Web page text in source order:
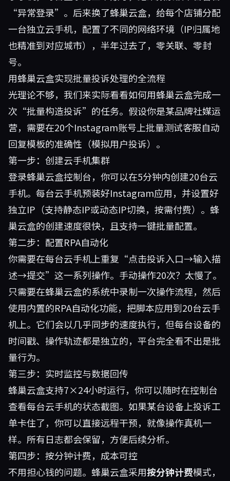
“异常登录”。后来换了蜂巢云盒，给每个店铺分配
一台独立云手机，配置了不同的网络环境（IP归属地
也精准到对应城市），半年过去了，零关联、零封
号。
用蜂巢云盒实现批量投诉处理的全流程
光理论不够，我们来实际看看如何用蜂巢云盒完成一
次“批量构造投诉”的任务。假设你是某品牌社媒运
营，需要在20个Instagram账号上批量测试客服自动
回复模板的准确性（模拟用户投诉）。
第一步：创建云手机集群
登录蜂巢云盒控制台，你可以在5分钟内创建20台云
手机。每台云手机预装好Instagram应用，并设置好
独立IP（支持静态IP或动态IP切换，按需付费）。蜂
巢云盒的创建速度很快，且支持一键批量配置。
第二步：配置RPA自动化
你需要在每台云手机上重复“点击投诉入口→输入描
述→提交”这一系列操作。手动操作20次？太慢了。
只需要在蜂巢云盒的系统中录制一次操作流程，然后
使用内置的RPA自动化功能，把脚本应用到20台云手
机上。它们会以几乎同步的速度执行，但每台设备的
时间戳、操作轨迹都是独立的，平台完全看不出是批
量行为。
第三步：实时监控与数据回传
蜂巢云盒支持7×24小时运行，你可以随时在控制台
查看每台云手机的状态截图。如果某台设备上投诉工
单卡住了，你可以直接远程干预，就像操作真机一
样。所有日志都会保留，方便后续分析。
第四步：按分钟计费，成本可控
不用担心钱的问题。蜂巢云盒采用按分钟计费模式，